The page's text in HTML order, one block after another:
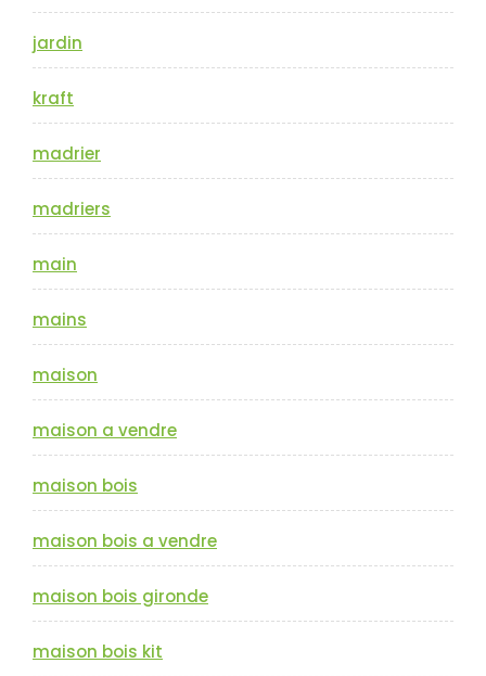
jardin
kraft
madrier
madriers
main
mains
maison
maison a vendre
maison bois
maison bois a vendre
maison bois gironde
maison bois kit